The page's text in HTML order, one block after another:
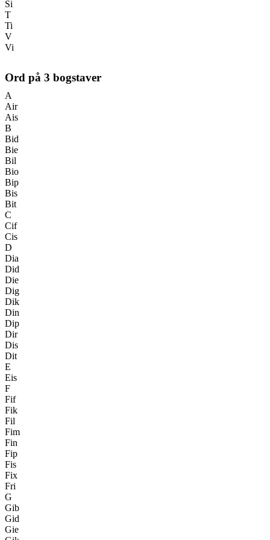
Si
T
Ti
V
Vi
Ord på 3 bogstaver
A
Air
Ais
B
Bid
Bie
Bil
Bio
Bip
Bis
Bit
C
Cif
Cis
D
Dia
Did
Die
Dig
Dik
Din
Dip
Dir
Dis
Dit
E
Eis
F
Fif
Fik
Fil
Fim
Fin
Fip
Fis
Fix
Fri
G
Gib
Gid
Gie